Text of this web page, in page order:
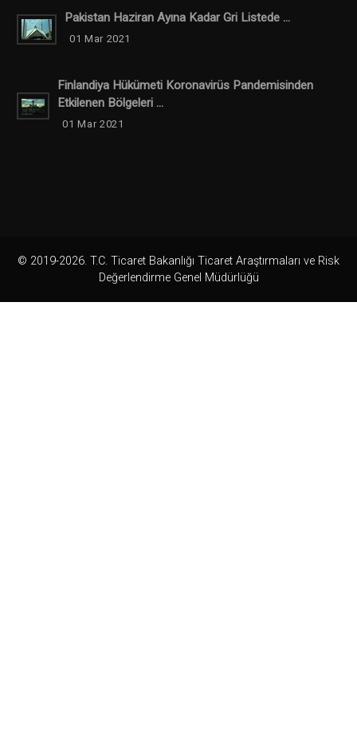
Pakistan Haziran Ayına Kadar Gri Listede ...
01 Mar 2021
Finlandiya Hükümeti Koronavirüs Pandemisinden
Etkilenen Bölgeleri ...
01 Mar 2021
© 2019-2026. T.C. Ticaret Bakanlığı Ticaret Araştırmaları ve Risk
Değerlendirme Genel Müdürlüğü